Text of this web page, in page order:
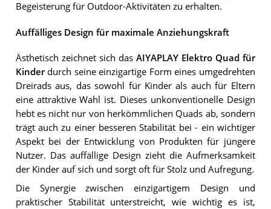
Begeisterung für Outdoor-Aktivitäten zu erhalten.
Auffälliges Design für maximale Anziehungskraft
Ästhetisch zeichnet sich das AIYAPLAY Elektro Quad für
Kinderdurch seine einzigartige Form eines umgedrehten
Dreirads aus, das sowohl für Kinder als auch für Eltern
eine attraktive Wahl ist. Dieses unkonventionelle Design
hebt es nicht nur von herkömmlichen Quads ab, sondern
trägt auch zu einer besseren Stabilität bei - ein wichtiger
Aspekt bei der Entwicklung von Produkten für jüngere
Nutzer. Das auffällige Design zieht die Aufmerksamkeit
der Kinder auf sich und sorgt oft für Stolz und Aufregung.
Die Synergie zwischen einzigartigem Design und
praktischer Stabilität unterstreicht, wie wichtig es ist,